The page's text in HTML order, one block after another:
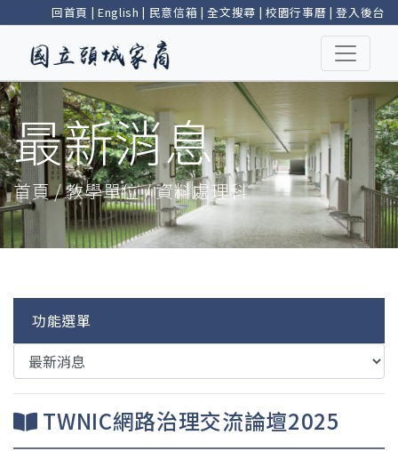
回首頁 | English | 民意信箱 |全文搜尋 | 校園行事曆 |登入後台
最新消息
首頁 / 教學單位 / 資料處理科
功能選單
TWNIC網路治理交流論壇2025